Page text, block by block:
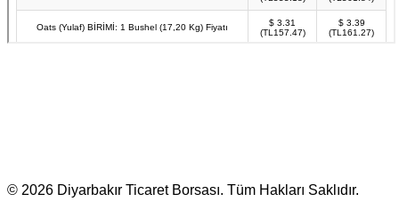
© 2026 Diyarbakır Ticaret Borsası. Tüm Hakları Saklıdır.